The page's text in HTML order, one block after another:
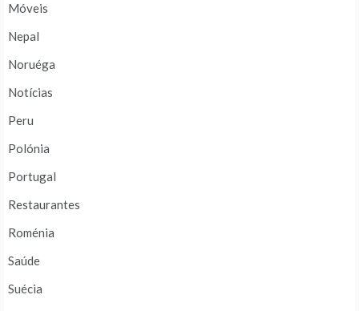
Móveis
Nepal
Noruéga
Notícias
Peru
Polónia
Portugal
Restaurantes
Roménia
Saúde
Suécia